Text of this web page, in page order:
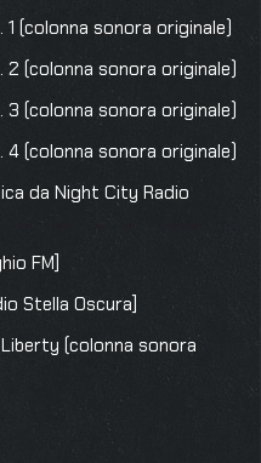
1 (colonna sonora originale)
2 (colonna sonora originale)
3 (colonna sonora originale)
4 (colonna sonora originale)
da Night City Radio
FM]
Stella Oscura]
(colonna sonora